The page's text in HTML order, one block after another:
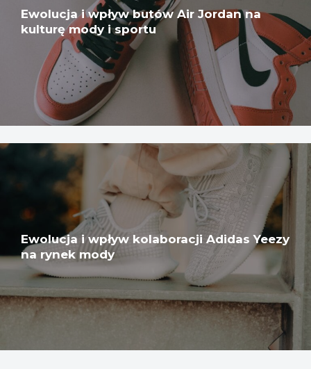
Ewolucja i wpływ butów Air Jordan na
kulturę mody i sportu
Ewolucja i wpływ kolaboracji Adidas Yeezy
na rynek mody